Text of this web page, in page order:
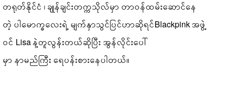
တရုတ်နိုင်ငံ ၊ ချုန်ချင်းတက္ကသိုလ်မှာ တာဝန်ထမ်းဆောင်နေ
တဲ့ ပါမောက္ခလေးရဲ့ မျက်နှာသွင်ပြင်ဟာဆိုရင်Blackpink အဖွဲ့
ဝင် Lisa နဲ့တူလွန်းတယ်ဆိုပြီး အွန်လိုင်းပေါ်
မှာ နာမည်ကြီး ရေပန်းစားနေပါတယ်။